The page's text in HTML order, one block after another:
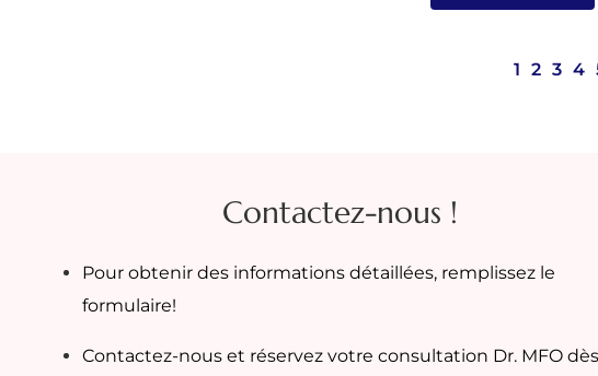
1 2 3 4
Contactez-nous !
Pour obtenir des informations détaillées, remplissez le
formulaire!
Contactez-nous et réservez votre consultation Dr. MFO dès